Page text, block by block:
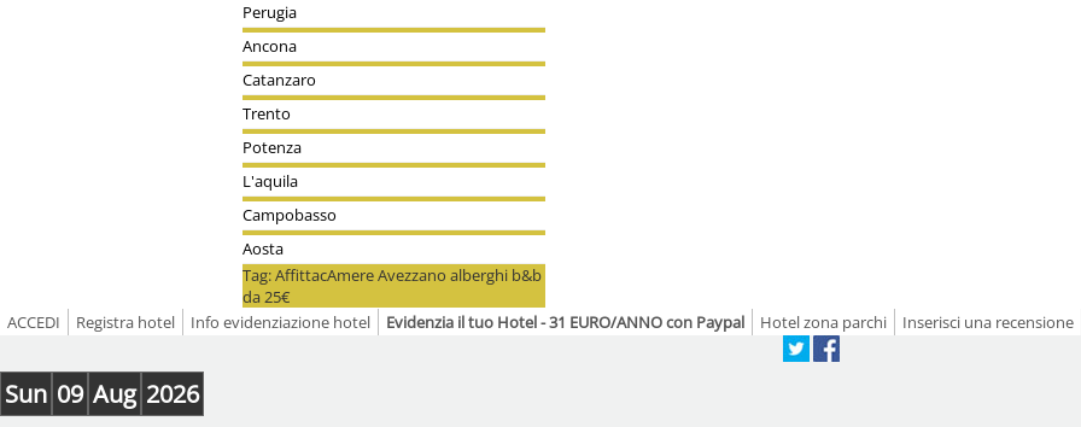
Perugia
Ancona
Catanzaro
Trento
Potenza
L'aquila
Campobasso
Aosta
Tag: AffittacAmere Avezzano alberghi b&b
da 25€
ACCEDI
Registra hotel Info evidenziazione hotel Evidenzia il tuo Hotel - 31 EURO/ANNO con Paypal Hotel zona parchi Inserisci una recensione
Sun 09 Aug 2026